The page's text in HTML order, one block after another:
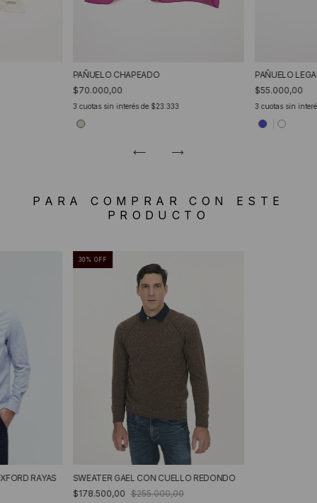
PAÑUELO CHAPEADO
$70.000,00
3 cuotas sin interés de $23.333
PAÑUELO
$55.000,00
3cuotas sin
PARA COMPRAR CON ESTE
PRODUCTO
RAYAS
30% OFF
SWEATER GAEL CON CUELLO REDONDO
$178.500,00 $255.000,00